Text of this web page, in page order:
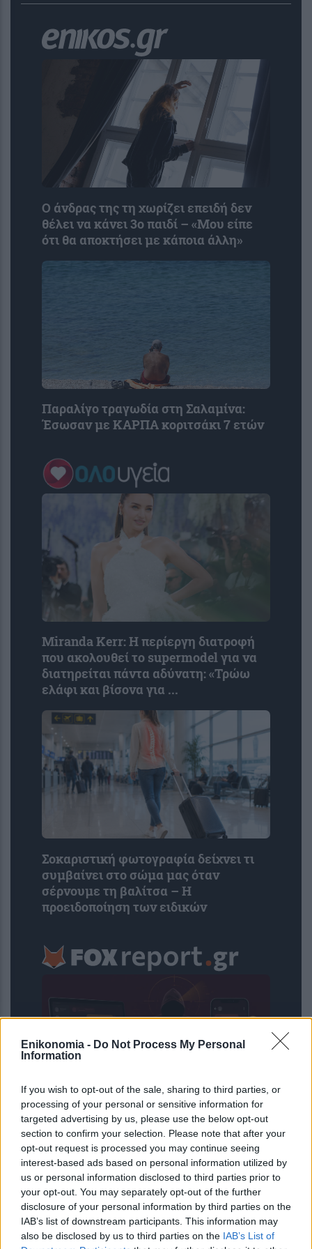
Enikonomia - Do Not Process My Personal
Information
If you wish to opt-out of the sale, sharing to third parties, or
processing of your personal or sensitive information for
targeted advertising by us, please use the below opt-out
section to confirm your selection. Please note that after your
opt-out request is processed you may continue seeing
interest-based ads based on personal information utilized by
us or personal information disclosed to third parties prior to
your opt-out. You may separately opt-out of the further
disclosure of your personal information by third parties on the
IAB’s list of downstream participants. This information may
also be disclosed by us to third parties on the IAB’s List of
Ο άνδρας της τη χωρίζει επειδή δεν
θέλει να κάνει 3ο παιδί – «Μου είπε
ότι θα αποκτήσει με κάποια άλλη»
Παραλίγο τραγωδία στη Σαλαμίνα:
Έσωσαν με ΚΑΡΠΑ κοριτσάκι 7 ετών
Miranda Kerr: Η περίεργη διατροφή
που ακολουθεί το supermodel για να
διατηρείται πάντα αδύνατη: «Τρώω
ελάφι και βίσονα για ...
Σοκαριστική φωτογραφία δείχνει τι
συμβαίνει στο σώμα μας όταν
σέρνουμε τη βαλίτσα – Η
προειδοποίηση των ειδικών
Ψεύτικα PDF και εφαρμογές
συνομιλίας μετατρέπουν υπολογιστές
και Android σε εργαλεία
κατασκοπείας